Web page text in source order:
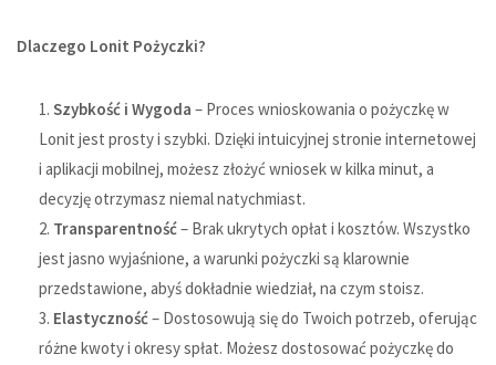
Dlaczego Lonit Pożyczki?
Szybkość i Wygoda – Proces wnioskowania o pożyczkę w
Lonit jest prosty i szybki. Dzięki intuicyjnej stronie internetowej
i aplikacji mobilnej, możesz złożyć wniosek w kilka minut, a
decyzję otrzymasz niemal natychmiast.
Transparentność– Brak ukrytych opłat i kosztów. Wszystko
jest jasno wyjaśnione, a warunki pożyczki są klarownie
przedstawione, abyś dokładnie wiedział, na czym stoisz.
Elastyczność– Dostosowują się do Twoich potrzeb, oferując
różne kwoty i okresy spłat. Możesz dostosować pożyczkę do